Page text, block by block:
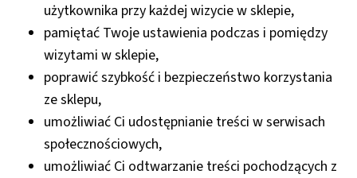
użytkownika przy każdej wizycie w sklepie,
pamiętać Twoje ustawienia podczas i pomiędzy
wizytami w sklepie,
poprawić szybkość i bezpieczeństwo korzystania
ze sklepu,
umożliwiać Ci udostępnianie treści w serwisach
społecznościowych,
umożliwiać Ci odtwarzanie treści pochodzących z